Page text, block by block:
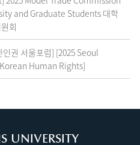
and Graduate Students 대학
회
권 서울포럼] [2025 Seoul
Human Rights]
UNIVERSITY